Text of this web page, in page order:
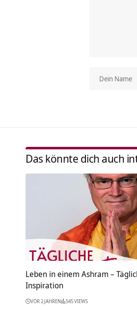
Das könnte dich auch
Leben in einem Ashram –
Inspiration
VOR 2 JAHREN 545 VIEWS